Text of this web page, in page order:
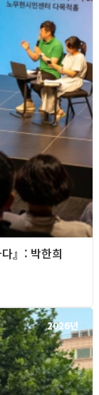
』: 박한희
2026년